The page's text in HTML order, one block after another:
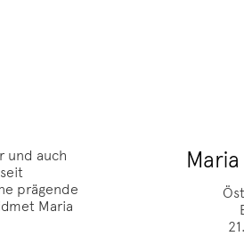
und auch
prägende
Maria